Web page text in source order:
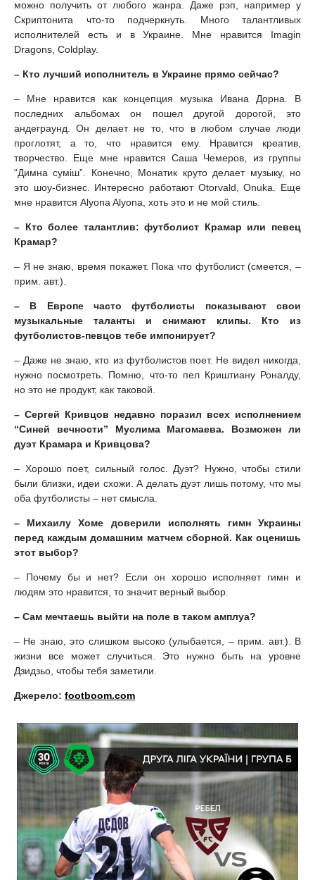
можно получить от любого жанра. Даже рэп, например у
Скриптонита что-то подчеркнуть. Много талантливых
исполнителей есть и в Украине. Мне нравится Imagin
Dragons, Coldplay.
– Кто лучший исполнитель в Украине прямо сейчас?
– Мне нравится как концепция музыка Ивана Дорна. В
последних альбомах он пошел другой дорогой, это
андеграунд. Он делает не то, что в любом случае люди
проглотят, а то, что нравится ему. Нравится креатив,
творчество. Еще мне нравится Саша Чемеров, из группы
“Димна суміш”. Конечно, Монатик круто делает музыку, но
это шоу-бизнес. Интересно работают Otorvald, Onuka. Еще
мне нравится Alyona Alyona, хоть это и не мой стиль.
– Кто более талантлив: футболист Крамар или певец
Крамар?
– Я не знаю, время покажет. Пока что футболист (смеется, –
прим. авт.).
– В Европе часто футболисты показывают свои
музыкальные таланты и снимают клипы. Кто из
футболистов-певцов тебе импонирует?
– Даже не знаю, кто из футболистов поет. Не видел никогда,
нужно посмотреть. Помню, что-то пел Криштиану Роналду,
но это не продукт, как таковой.
– Сергей Кривцов недавно поразил всех исполнением
“Синей вечности” Муслима Магомаева. Возможен ли
дуэт Крамара и Кривцова?
– Хорошо поет, сильный голос. Дуэт? Нужно, чтобы стили
были близки, идеи схожи. А делать дуэт лишь потому, что мы
оба футболисты – нет смысла.
– Михаилу Хоме доверили исполнять гимн Украины
перед каждым домашним матчем сборной. Как оценишь
этот выбор?
– Почему бы и нет? Если он хорошо исполняет гимн и
людям это нравится, то значит верный выбор.
– Сам мечтаешь выйти на поле в таком амплуа?
– Не знаю, это слишком высоко (улыбается, – прим. авт.). В
жизни все может случиться. Это нужно быть на уровне
Дзидзьо, чтобы тебя заметили.
Джерело: footboom.com